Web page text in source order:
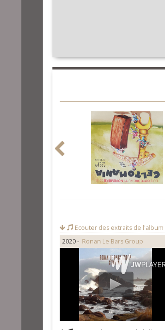
Ecouter des extraits de l'album
2020 - Ronan Le Bars Group